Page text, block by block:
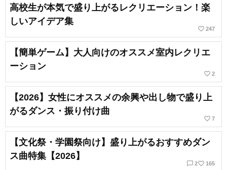
高校生が本気で盛り上がるレクリエーション！楽
しいアイデア集
favorite_border 247
【簡単ゲーム】大人向けのオススメ室内レクリエ
ーション
favorite_border 2
【2026】女性にオススメの余興や出し物で盛り上
がるダンス・振り付け曲
favorite_border 7
【文化祭・学園祭向け】盛り上がるおすすめダン
ス曲特集【2026】
chat_bubble_outline 2favorite_border 165